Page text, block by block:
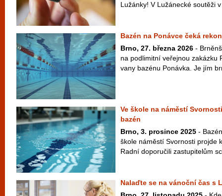
Lužánky! V Lužánecké soutěži
Bazén na Ponávce čeká
Brno, 27. března 2026 -
na podlimitní veřejnou zakázku
vany bazénu Ponávka. Je jím
Ve škole na náměstí
bazén
Brno, 3. prosince 2025 -
škole náměstí Svornosti projde
Radní doporučili zastupitelům
Nalaďte se na vánoční čas s